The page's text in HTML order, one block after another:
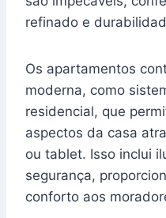
refinado e
Os apartamentos
moderna, como
residencial, que
aspectos da casa
ou tablet. Isso inclui
segurança,
conforto aos